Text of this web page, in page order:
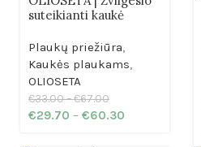
suteikianti kaukė
Plaukų priežiūra,
Kaukės plaukams,
OLIOSETA
€33.00 – €67.00
€29.70 – €60.30